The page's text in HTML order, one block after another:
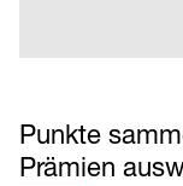
Punkte
Prämien